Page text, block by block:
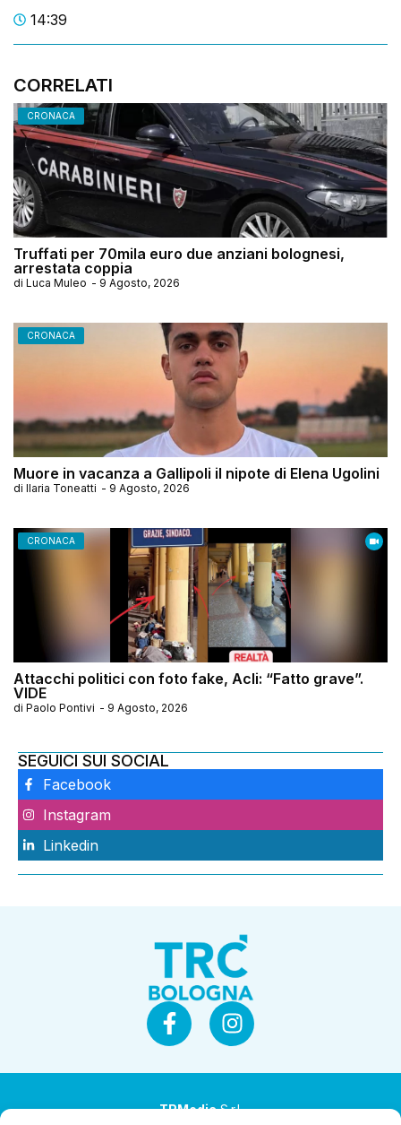
14:39
CORRELATI
CRONACA
Truffati per 70mila euro due anziani bolognesi,
arrestata coppia
di Luca Muleo - 9 Agosto, 2026
CRONACA
Muore in vacanza a Gallipoli il nipote di Elena Ugolini
di Ilaria Toneatti - 9 Agosto, 2026
CRONACA
Attacchi politici con foto fake, Acli: “Fatto grave”.
VIDE
di Paolo Pontivi - 9 Agosto, 2026
SEGUICI SUI SOCIAL
Facebook
Instagram
Linkedin
TRMediaS.r.l.